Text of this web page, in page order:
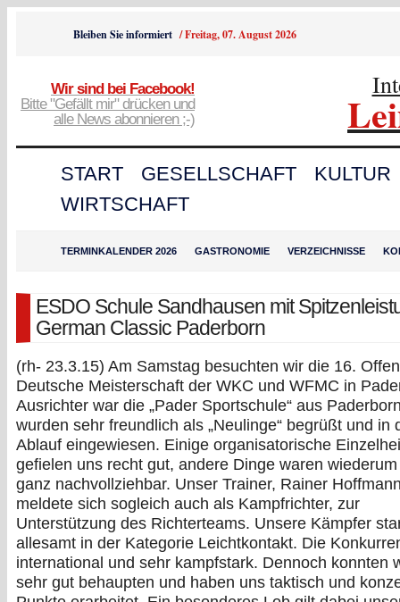
Bleiben Sie informiert /Freitag, 07. August 2026
Wir sind bei Facebook!
Bitte "Gefällt mir" drücken und
alle News abonnieren ;-)
START GESELLSCHAFT
KULTUR
WIRTSCHAFT
TERMINKALENDER 2026 GASTRONOMIE VERZEICHNISSE
ESDO Schule Sandhausen mit
German Classic Paderborn
(rh- 23.3.15) Am Samstag besuchten wir die 16.
Deutsche Meisterschaft der WKC und WFMC in
Ausrichter war die „Pader Sportschule“ aus
wurden sehr freundlich als „Neulinge“ begrüßt und in
Ablauf eingewiesen. Einige organisatorische
gefielen uns recht gut, andere Dinge waren
ganz nachvollziehbar. Unser Trainer, Rainer
meldete sich sogleich auch als Kampfrichter, zur
Unterstützung des Richterteams. Unsere Kämpfer
allesamt in der Kategorie Leichtkontakt. Die
international und sehr kampfstark. Dennoch konnten
sehr gut behaupten und haben uns taktisch und